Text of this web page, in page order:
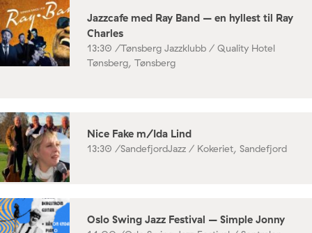
Jazzcafe med Ray Band – en hyllest til Ray
Charles
13:30 /Tønsberg Jazzklubb / Quality Hotel
Tønsberg, Tønsberg
Nice Fake m/Ida Lind
13:30 /SandefjordJazz / Kokeriet, Sandefjord
Oslo Swing Jazz Festival – Simple Jonny